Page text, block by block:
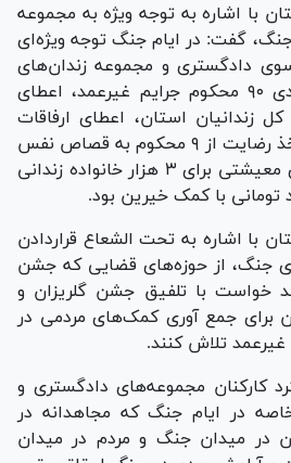
با اشاره به توجه ویژه به مجموعه
جنگ، گفت: در ایام جنگ توجه ویژه‌ای
سوی دادگستری و مجموعه زندان‌های
استان شد، از جمله آزادی ۹۰ محکوم جرایم غیرعمد، اعطای
درصد از کل زندانیان استان، اعطای ارفاقات
قانونی به ۵۳۰ مددجو، اخذ رضایت از ۹ محکوم به قصاص نفس
و تهیه و توزیع بسته‌های معیشتی برای ۳ هزار خانواده زندانی
با اشاره به تحت الشعاع قراردادن
جنگ، از حوزه‌های قضایی که جشن
خواست با تلفیق جشن گلریزان و
برای جمع آوری کمک‌های مردمی در
تلاش کنند.
کارکنان مجموعه‌های دادگستری و
خاصه در ایام جنگ که مجاهدانه در
در میدان جنگ و مردم در میدان